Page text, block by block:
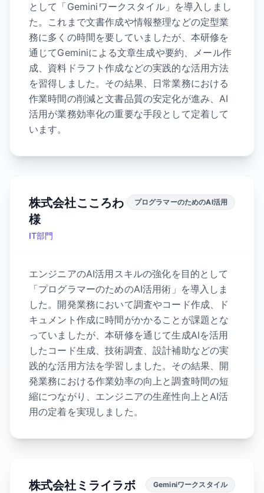
として「Geminiワークスタイル」を導入しまし
た。これまで文書作成や情報整理などの定型業
務に多くの時間を要していましたが、本研修を
通じてGeminiによる文章生成や要約、メール作
成、資料ドラフト作成などの実践的な活用方法
を習得しました。その結果、日常業務における
作業時間の削減と文書品質の安定化が進み、AI
活用が業務効率化の重要な手段として定着して
います。
株式会社こころわ
様
IT部門
プログラマーのためのAI活用
エンジニアのAI活用スキルの強化を目的として
「プログラマーのためのAI活用術」を導入しま
した。開発業務において調査やコード作成、ド
キュメント作成に時間がかかることが課題とな
っていましたが、本研修を通じて生成AIを活用
したコード生成、技術調査、設計補助などの実
践的な活用方法を学習しました。その結果、開
発業務における作業効率の向上と調査時間の短
縮につながり、エンジニアの生産性向上とAI活
用の定着を実現しました。
株式会社ミライラボ
Geminiワークスタイル